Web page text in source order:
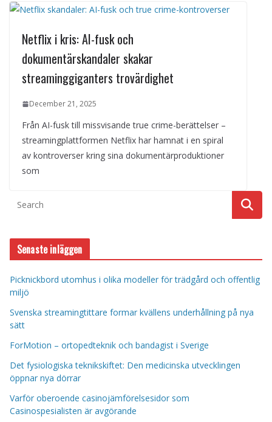
Netflix i kris: AI-fusk och
dokumentärskandaler skakar
streaminggiganters trovärdighet
December 21, 2025
Från AI-fusk till missvisande true crime-berättelser –
streamingplattformen Netflix har hamnat i en spiral
av kontroverser kring sina dokumentärproduktioner
som
Senaste inläggen
Picknickbord utomhus i olika modeller för trädgård och offentlig
miljö
Svenska streamingtittare formar kvällens underhållning på nya
sätt
ForMotion – ortopedteknik och bandagist i Sverige
Det fysiologiska teknikskiftet: Den medicinska utvecklingen
öppnar nya dörrar
Varför oberoende casinojämförelsesidor som
Casinospesialisten är avgörande